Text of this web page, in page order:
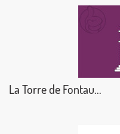
La Torre de Fontau...